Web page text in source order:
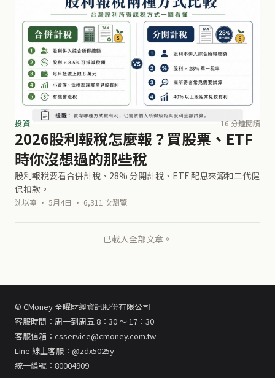
投資 16 分鐘閱讀
2026股利報稅怎麼報？買股票、ETF
時你沒想過的那些稅
股利報稅要看合併計稅、28% 分開計稅、ETF 配息來源和二代健
保扣款。
沈以寧 · 5月4日 · 6,311 次瀏覽
已載入全部文章。
© CMoney 全曜財經資訊股份有限公司
客服時間：周一到周五 8：30 ～ 17：30
客服信箱：csservice@cmoney.com.tw
Line 線上客服：@zdx5025y
統一編號：80004909